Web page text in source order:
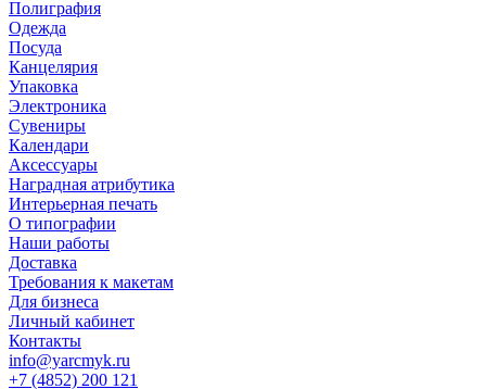
Полиграфия
Одежда
Посуда
Канцелярия
Упаковка
Электроника
Сувениры
Календари
Аксессуары
Наградная атрибутика
Интерьерная печать
О типографии
Наши работы
Доставка
Требования к макетам
Для бизнеса
Личный кабинет
Контакты
info@yarcmyk.ru
+7 (4852) 200 121